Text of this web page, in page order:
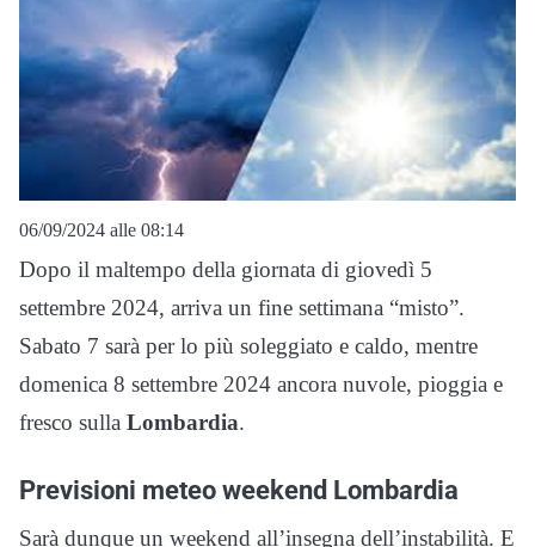
06/09/2024 alle 08:14
Dopo il maltempo della giornata di giovedì 5
settembre 2024, arriva un fine settimana “misto”.
Sabato 7 sarà per lo più soleggiato e caldo, mentre
domenica 8 settembre 2024 ancora nuvole, pioggia e
fresco sulla Lombardia.
Previsioni meteo weekend Lombardia
Sarà dunque un weekend all’insegna dell’instabilità. E